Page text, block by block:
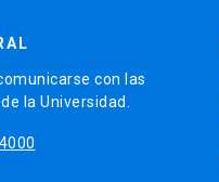
con las
la Universidad.